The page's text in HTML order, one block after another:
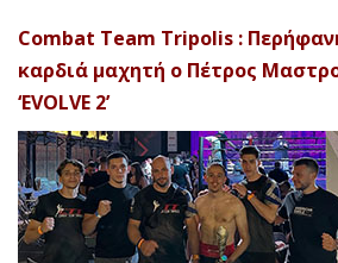
Combat Team Tripolis :
καρδιά μαχητή ο Πέτρος
‘EVOLVE 2’